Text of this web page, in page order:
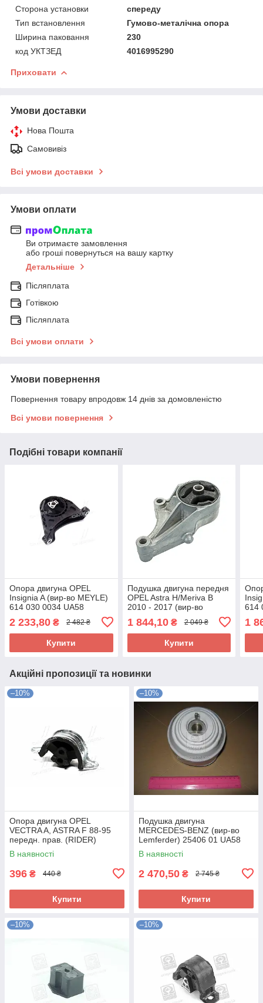
Сторона установки
спереду
Тип встановлення
Гумово-металічна опора
Ширина паковання
230
код УКТЗЕД
4016995290
Приховати
Умови доставки
Нова Пошта
Самовивіз
Всі умови доставки
Умови оплати
Ви отримаєте замовлення
або гроші повернуться на вашу картку
Детальніше
Післяплата
Готівкою
Післяплата
Всі умови оплати
Умови повернення
Повернення товару впродовж 14 днів за домовленістю
Всі умови повернення
Подібні товари компанії
Опора двигуна OPEL
Insignia A (вир-во MEYLE)
614 030 0034 UA58
2 233,80 ₴ 2 482 ₴
Купити
Подушка двигуна передня
OPEL Astra H/Meriva B
2010 - 2017 (вир-во
UA58
1 844,10₴ 2 049 ₴
Купити
614
1
Акційні пропозиції та новинки
–10%
Опора двигуна OPEL
VECTRA A, ASTRA F 88-95
передн. прав. (RIDER)
RD.3438325348 UA58
В наявності
396 ₴ 440 ₴
Купити
–10%
Подушка двигуна
MERCEDES-BENZ (вир-во
Lemferder) 25406 01 UA58
В наявності
2 470,50 ₴ 2 745 ₴
Купити
–10% –10%